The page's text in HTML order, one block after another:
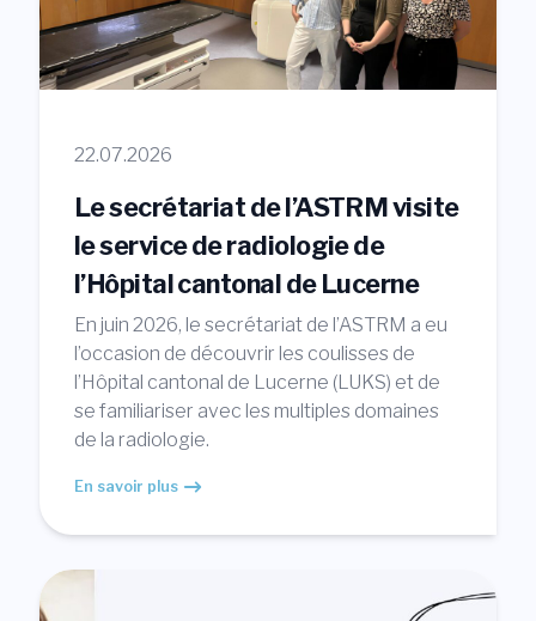
22.07.2026
Le secrétariat de l’ASTRM visite
le service de radiologie de
l’Hôpital cantonal de Lucerne
En juin 2026, le secrétariat de l’ASTRM a eu
l’occasion de découvrir les coulisses de
l’Hôpital cantonal de Lucerne (LUKS) et de
se familiariser avec les multiples domaines
de la radiologie.
En savoir plus